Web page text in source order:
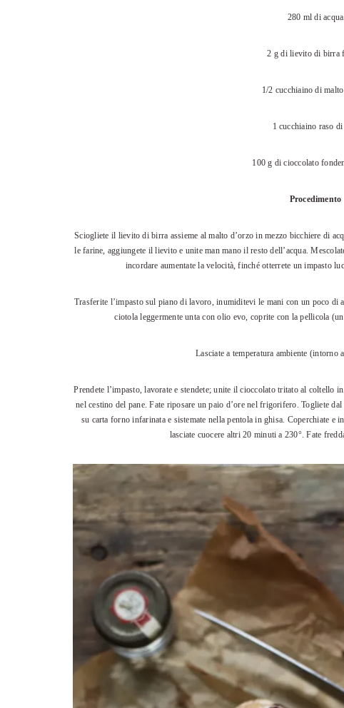
280 ml di acqua
2 g di lievito di birra
1/2 cucchiaino di
1 cucchiaino raso di
100 g di cioccolato
Procedimento
Sciogliete il lievito di birra assieme al malto d’orzo in mezzo bicchiere di
le farine, aggiungete il lievito e unite man mano il resto dell’acqua.
incordare aumentate la velocità, finché otterrete un impasto
Trasferite l’impasto sul piano di lavoro, inumiditevi le mani con un poco di
ciotola leggermente unta con olio evo, coprite con la pellicola
Lasciate a temperatura ambiente (intorno
Prendete l’impasto, lavorate e stendete; unite il cioccolato tritato al coltello
nel cestino del pane. Fate riposare un paio d’ore nel frigorifero. Togliete
su carta forno infarinata e sistemate nella pentola in ghisa. Coperchiate
lasciate cuocere altri 20 minuti a 230°. Fate